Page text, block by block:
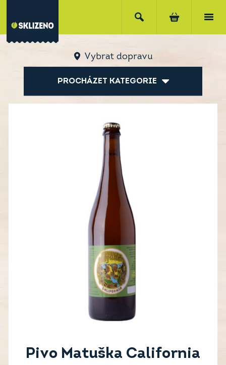
Vybrat dopravu
PROCHÁZET KATEGORIE
Pivo Matuška California